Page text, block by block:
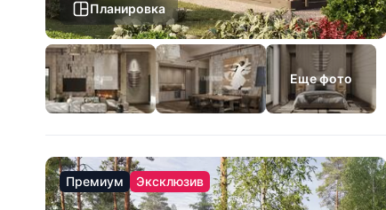
Планировка
Еще фото
Премиум Эксклюзив